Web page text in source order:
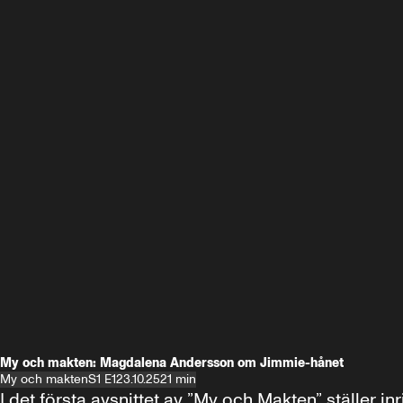
My och makten: Magdalena Andersson om Jimmie-hånet
My och maktenS1 E123.10.2521 min